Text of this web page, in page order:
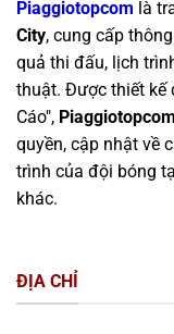
Piaggiotopcom là
City, cung cấp
quả thi đấu, lịch
thuật. Được thiết kế
Cáo",
quyền, cập nhật về
trình của đội bóng
khác.
ĐỊA CHỈ